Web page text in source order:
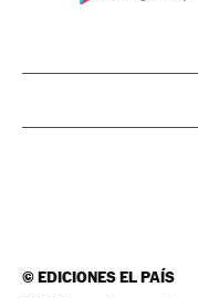
©EDICIONES EL PAÍS